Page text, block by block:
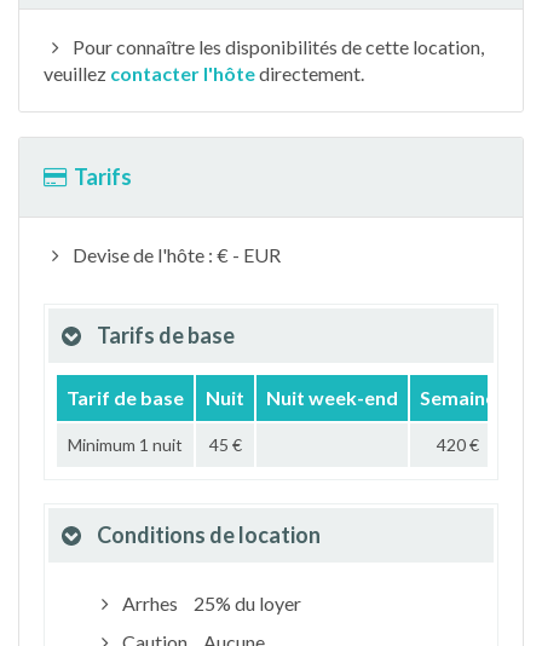
Pour connaître les disponibilités de cette location,
veuillez contacter l'hôtedirectement.
Tarifs
Devise de l'hôte : € - EUR
Tarifs de base
Tarif de base Nuit Nuit week-end Semaine
Minimum 1 nuit 45 € 420 €
Conditions de location
Arrhes
25% du loyer